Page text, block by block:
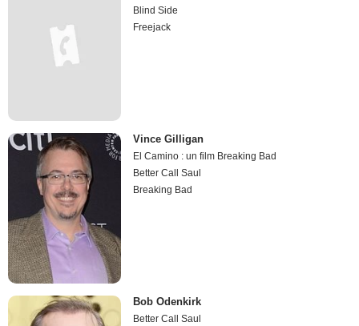
Blind Side
Freejack
Vince Gilligan
El Camino : un film Breaking Bad
Better Call Saul
Breaking Bad
Bob Odenkirk
Better Call Saul